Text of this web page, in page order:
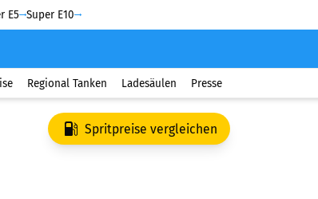
E5 Super E10
Regional Tanken Ladesäulen Presse
Spritpreise vergleichen